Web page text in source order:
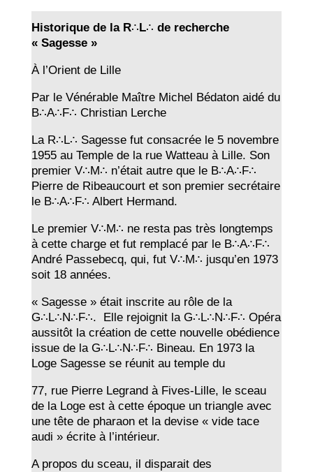
Historique de a R∴ L∴ de recherche
« Sagesse »
À l’Orient de Lille
Par le Vénérable Maître Michel Bédaton aidé du
B∴A∴F∴ Christian Lerche
La R∴L∴ Sagesse fut consacrée le 5 novembre
1955 au Temple de la rue Watteau à Lille. Son
premier V∴M∴ n’était autre que le B∴A∴F∴
Pierre de Ribeaucourt et son premier secrétaire
le B∴A∴F∴ Albert Hermand.
Le premier V∴M∴ ne resta pas très longtemps
à cette charge et fut remplacé par le B∴A∴F∴
André Passebecq, qui, fut V∴M∴ jusqu’en 1973
soit 18 années.
« Sagesse » était inscrite au rôle de la
G∴L∴N∴F∴. Elle rejoignit la G∴L∴N∴F∴ Opéra
aussitôt la création de cette nouvelle obédience
issue de la G∴L∴N∴F∴ Bineau. En 1973 la
Loge Sagesse se réunit au temple du
77, rue Pierre Legrand à Fives-Lille, le sceau
de la Loge est à cette époque un triangle avec
une tête de pharaon et la devise « vide tace
audi » écrite à l’intérieur.
A propos du sceau, il disparait des